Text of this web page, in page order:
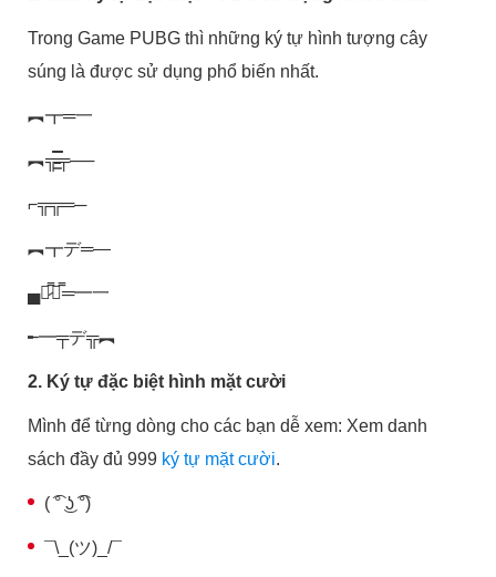
Trong Game PUBG thì những ký tự hình tượng cây
súng là được sử dụng phổ biến nhất.
︻┳═一
︻╦̵̵͇̿̿̿̿╤──
⌐╦╦═─
︻┳デ═—
▄︻̷̿┻̿═━一
╾━╤デ╦︻
2. Ký tự đặc biệt hình mặt cười
Mình để từng dòng cho các bạn dễ xem: Xem danh
sách đầy đủ 999 ký tự mặt cười.
( ͡° ͜ʖ ͡°)
¯\_(ツ)_/¯